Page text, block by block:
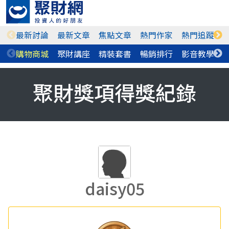
最新討論 最新文章 焦點文章 熱門作家 熱門追蹤
購物商城 聚財講座 精裝套書 暢銷排行 影音教學
聚財獎項得獎紀錄
daisy05